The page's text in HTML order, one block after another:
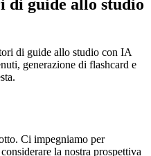
guide allo studio
di guide allo studio con IA
generazione di flashcard e
Ci impegniamo per
la nostra prospettiva